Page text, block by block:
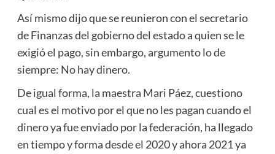
Así mismo dijo que se reunieron con el secretario
de Finanzas del gobierno del estado a quien se le
exigió el pago, sin embargo, argumento lo de
siempre: No hay dinero.
De igual forma, la maestra Mari Páez, cuestiono
cual es el motivo por el que no les pagan cuando el
dinero ya fue enviado por la federación, ha llegado
en tiempo y forma desde el 2020 y ahora 2021 ya